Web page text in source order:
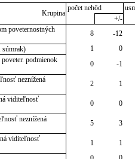
Krupina
počet nehôd
+/-
poveternostných
8 -12
súmrak)
1 0
podmienok
0 -1
neznížená
2 1
viditeľnosť
0 0
neznížená
5 3
viditeľnosť
1 1